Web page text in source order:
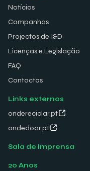
Notícias
Campanhas
Projectos de I&D
Licenças e Legislação
FAQ
Contactos
Links externos
ondereciclar.pt
ondedoar.pt
Sala de Imprensa
20 Anos